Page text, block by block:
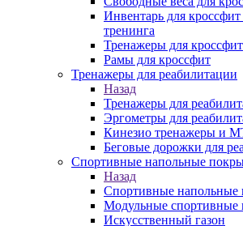
Инвентарь для
тренинга
Тренажеры для кроссфит
Рамы для кроссфит
Тренажеры для реабилитации
Назад
Тренажеры для
Эргометры для
Кинезио тренажеры и
Беговые дорожки для
Спортивные напольные
Назад
Спортивные напольные
Модульные спортивные
Искусственный газон